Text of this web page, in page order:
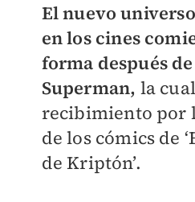
El nuevo
en los cines
forma después
Superman, la
recibimiento por
de los cómics de
de Kriptón’.